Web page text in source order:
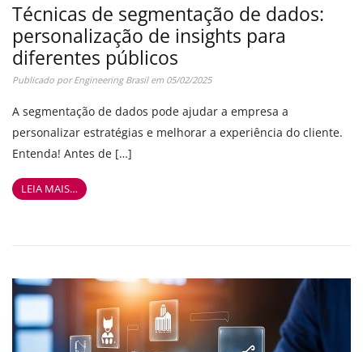
Técnicas de segmentação de dados:
personalização de insights para
diferentes públicos
Publicado porEngineering Brasilem 05/02/2025
A segmentação de dados pode ajudar a empresa a
personalizar estratégias e melhorar a experiência do cliente.
Entenda! Antes de […]
LEIA MAIS…